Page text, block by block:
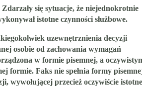
się sytuacje, że niejednokrotnie
istotne czynności służbowe.
uzewnętrznienia decyzji
osobie od zachowania wymagań
w formie pisemnej, a
formie. Faks nie spełnia formy
wywołującej przecież oczywiście istotne